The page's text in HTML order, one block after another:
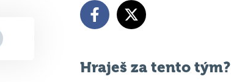
Hraješ za tento tým?